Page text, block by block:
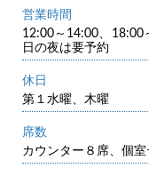
営業時間
12:00～14:00、18:00
日の夜は要予約
休日
第１水曜、木曜
席数
カウンター８席、個